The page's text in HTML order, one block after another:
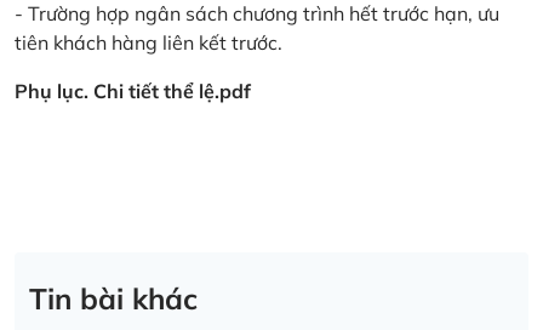
- Trường hợp ngân sách chương trình hết trước hạn, ưu
tiên khách hàng liên kết trước.
Phụ lục. Chi tiết thể lệ.pdf
Tin bài khác